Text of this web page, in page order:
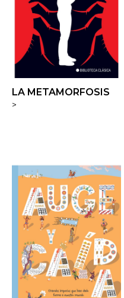
LA METAMORFOSIS
>